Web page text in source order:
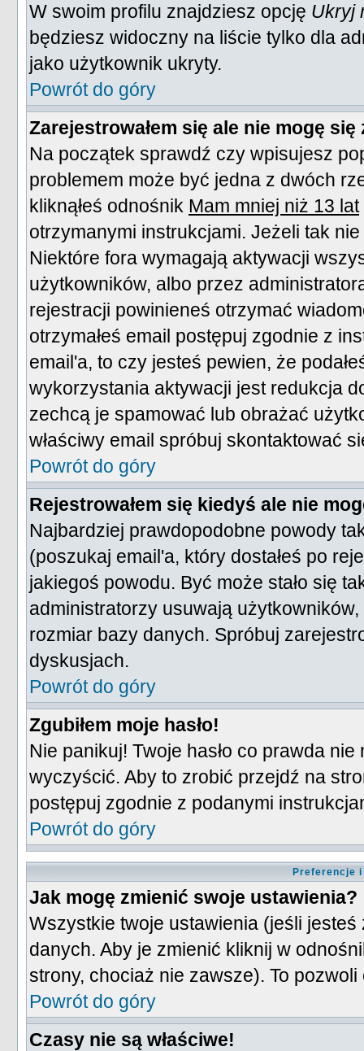
W swoim profilu znajdziesz opcję Ukryj
będziesz widoczny na liście tylko dla
jako użytkownik ukryty.
Powrót do góry
Zarejestrowałem się ale nie mogę
Na początek sprawdź czy wpisujesz
problemem może być jedna z dwóch
kliknąłeś odnośnik Mam mniej niż 13 lat
otrzymanymi instrukcjami. Jeżeli tak
Niektóre fora wymagają aktywacji
użytkowników, albo przez
rejestracji powinieneś otrzymać
otrzymałeś email postępuj zgodnie z
email'a, to czy jesteś pewien, że
wykorzystania aktywacji jest redukcja
zechcą je spamować lub obrażać
właściwy email spróbuj skontaktować
Powrót do góry
Rejestrowałem się kiedyś ale nie
Najbardziej prawdopodobne powody
(poszukaj email'a, który dostałeś po
jakiegoś powodu. Być może stało się
administratorzy usuwają
rozmiar bazy danych. Spróbuj
dyskusjach.
Powrót do góry
Zgubiłem moje hasło!
Nie panikuj! Twoje hasło co prawda
wyczyścić. Aby to zrobić przejdź na
postępuj zgodnie z podanymi
Powrót do góry
Preferencje
Jak mogę zmienić swoje ustawienia?
Wszystkie twoje ustawienia (jeśli
danych. Aby je zmienić kliknij w
strony, chociaż nie zawsze). To
Powrót do góry
Czasy nie są właściwe!